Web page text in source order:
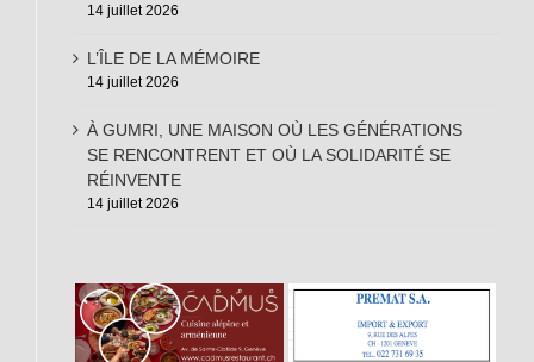
14 juillet 2026
L’ÎLE DE LA MÉMOIRE
14 juillet 2026
À GUMRI, UNE MAISON OÙ LES GÉNÉRATIONS
SE RENCONTRENT ET OÙ LA SOLIDARITÉ SE
RÉINVENTE
14 juillet 2026